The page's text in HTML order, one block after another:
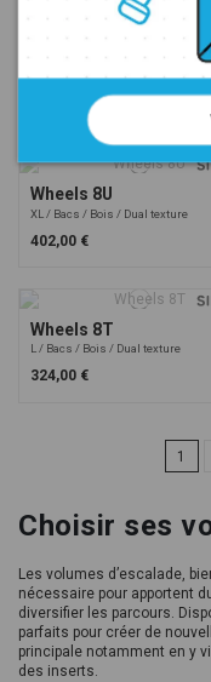
Crack generator 6
XXXL Bois Dual texture
Wheels 8U
XL Bacs Bois Dual texture
402,00 €
Wheels 8T
L Bacs Bois Dual texture
324,00 €
1
Choisir ses
Les volumes d’escalade,
nécessaire pour apportent
diversifier les parcours.
parfaits pour créer de
principale notamment en y
des inserts.